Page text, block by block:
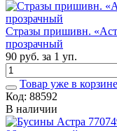
Стразы пришивн.
прозрачный
90 руб. за 1 уп.
Товар уже в
Код: 88592
В наличии